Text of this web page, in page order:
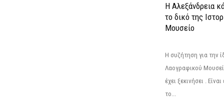
Η Αλεξάνδρεια
το δικό της
Μουσείο
Η συζήτηση για την
Λαογραφικού
έχει ξεκινήσει .
το...